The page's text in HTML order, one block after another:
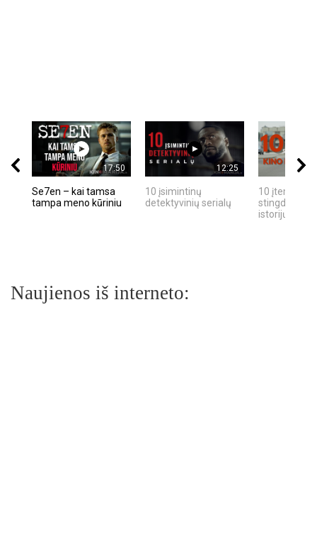
17:50
Se7en – kai tamsa
tampa meno kūriniu
12:25
10 įsimintinų
detektyvinių serialų
10 įtemptų,
stingdančių
istorijų
Naujienos iš interneto: